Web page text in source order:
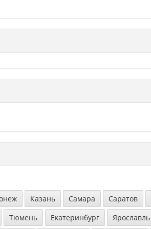
Казань Самара Саратов
Тюмень Екатеринбург Ярославль